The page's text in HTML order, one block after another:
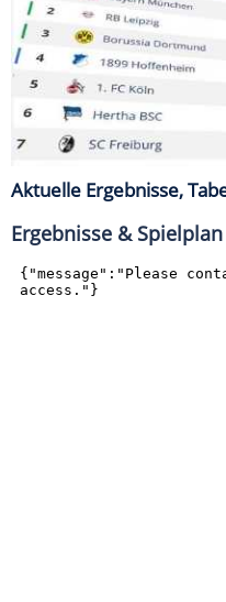
Aktuelle Ergebnisse,
Ergebnisse & Spielplan